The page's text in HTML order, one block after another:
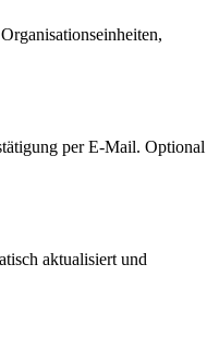
per E-Mail. Optional
aktualisiert und